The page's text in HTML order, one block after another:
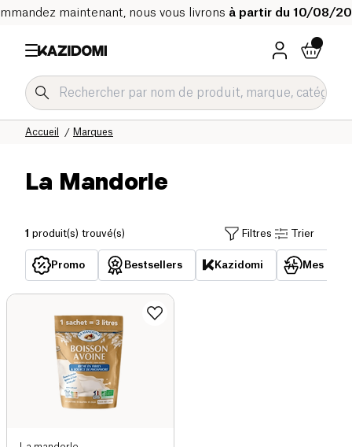
maintenant, nous vous livrons à partir du 10/08/
Marques
Accueil
La Mandorle
1 produit(s) trouvé(s) Filtres Trier
Promo Bestsellers Kazidomi Mes